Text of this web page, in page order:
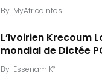
By MyAfricaInfos
L’Ivoirien Krecoum
mondial de Dictée
By Essenam K²